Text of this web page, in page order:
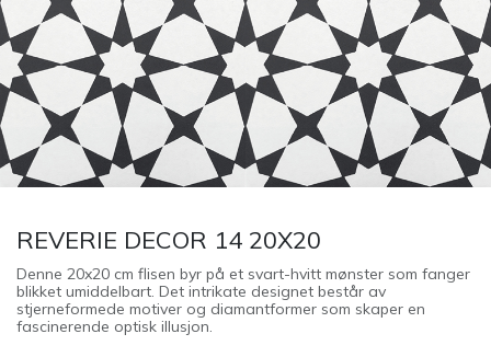
REVERIE DECOR 14 20X20
Denne 20x20 cm flisen byr på et svart-hvitt mønster som fanger
blikket umiddelbart. Det intrikate designet består av
stjerneformede motiver og diamantformer som skaper en
fascinerende optisk illusjon.